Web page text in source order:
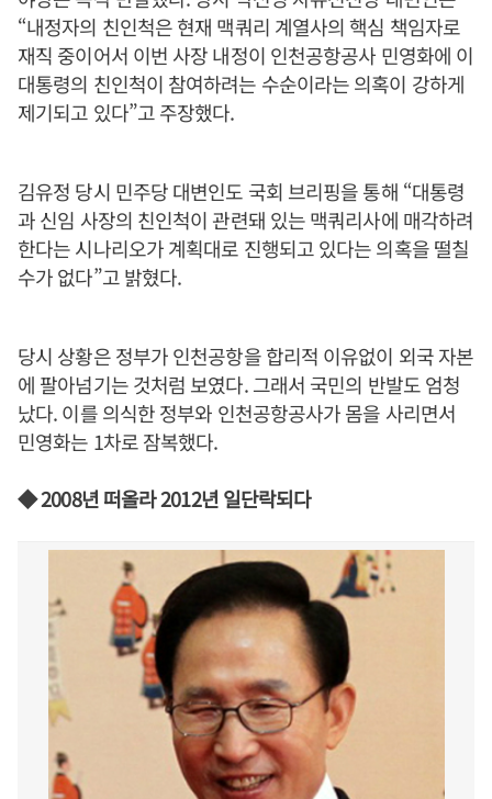
“내정자의 친인척은 현재 맥쿼리 계열사의 핵심 책임자로
재직 중이어서 이번 사장 내정이 인천공항공사 민영화에 이
대통령의 친인척이 참여하려는 수순이라는 의혹이 강하게
제기되고 있다”고 주장했다.
김유정 당시 민주당 대변인도 국회 브리핑을 통해 “대통령
과 신임 사장의 친인척이 관련돼 있는 맥쿼리사에 매각하려
한다는 시나리오가 계획대로 진행되고 있다는 의혹을 떨칠
수가 없다”고 밝혔다.
당시 상황은 정부가 인천공항을 합리적 이유없이 외국 자본
에 팔아넘기는 것처럼 보였다. 그래서 국민의 반발도 엄청
났다. 이를 의식한 정부와 인천공항공사가 몸을 사리면서
민영화는 1차로 잠복했다.
◆ 2008년 떠올라 2012년 일단락되다